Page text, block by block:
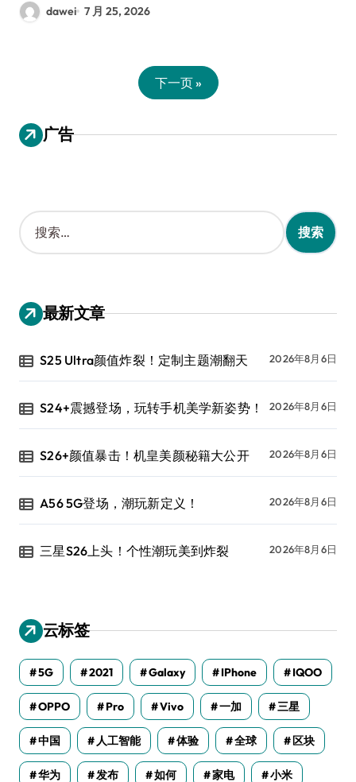
dawei 7 月 25, 2026
下一页 »
广告
搜
索
：
最新文章
S25 Ultra颜值炸裂！定制主题潮翻天 2026年8月6日
S24+震撼登场，玩转手机美学新姿势！ 2026年8月6日
S26+颜值暴击！机皇美颜秘籍大公开 2026年8月6日
A56 5G登场，潮玩新定义！ 2026年8月6日
三星S26上头！个性潮玩美到炸裂 2026年8月6日
云标签
5G 2021 Galaxy IPhone IQOO
OPPO Pro Vivo 一加 三星
中国 人工智能 体验 全球 区块
华为 发布 如何 家电 小米